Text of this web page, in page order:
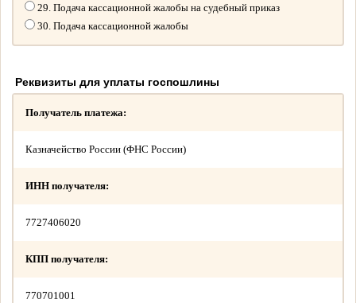
29. Подача кассационной жалобы на судебный приказ
30. Подача кассационной жалобы
Реквизиты для уплаты госпошлины
Получатель платежа:
Казначейство России (ФНС России)
ИНН получателя:
7727406020
КПП получателя:
770701001